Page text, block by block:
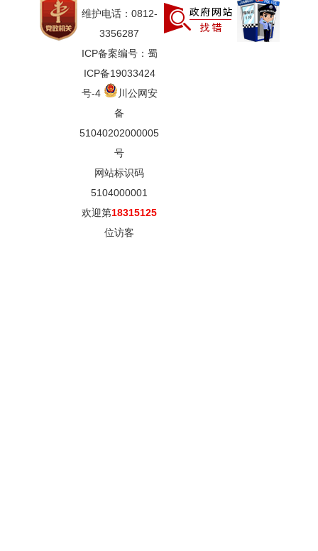
维护电话：0812-
3356287
ICP备案编号：蜀
ICP备19033424
号-4
川公网安
备
51040202000005
号
网站标识码
5104000001
欢迎第18315125
位访客